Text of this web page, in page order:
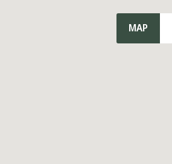
Frederik Hendriklaan are
are within walking
MAP